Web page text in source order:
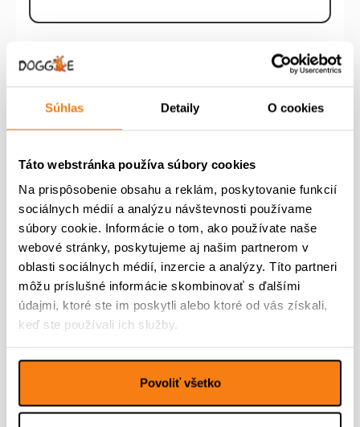
Súhlas Detaily O cookies
Táto webstránka používa súbory cookies
Na prispôsobenie obsahu a reklám, poskytovanie funkcií
sociálnych médií a analýzu návštevnosti používame
súbory cookie. Informácie o tom, ako používate naše
webové stránky, poskytujeme aj našim partnerom v
oblasti sociálnych médií, inzercie a analýzy. Títo partneri
môžu príslušné informácie skombinovať s ďalšími
údajmi, ktoré ste im poskytli alebo ktoré od vás získali,
keď ste používali ich služby.
Povoliť všetko
Dátum očkovania proti psinke a parvoviróze
Dátum očkovania proti besnote
množstvo
Absolvent
Group
Pridať do košíka
Popis
Ďalšie informácie